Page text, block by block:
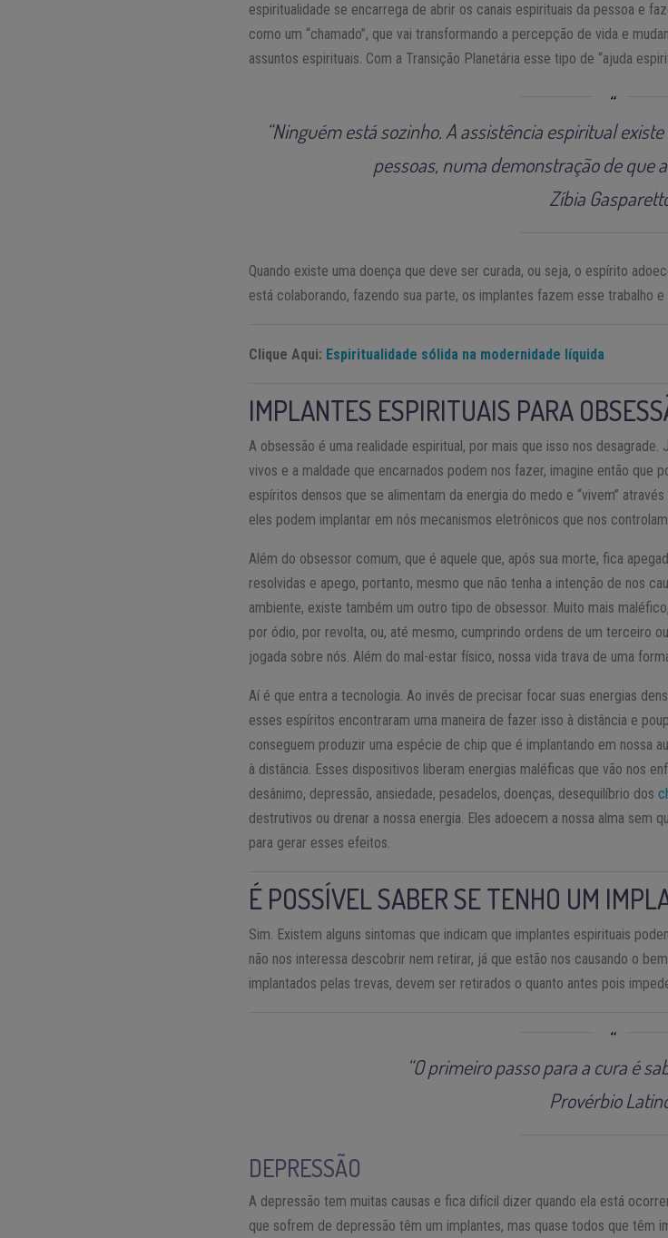
espiritualidade se encarrega de abrir os canais espirituais da pessoa e
como um “chamado”, que vai transformando a percepção de vida e
assuntos espirituais. Com a Transição Planetária esse tipo de “ajuda
“Ninguém está sozinho. A assistência espiritual
pessoas, numa demonstração de que
Zíbia
Quando existe uma doença que deve ser curada, ou seja, o espírito
está colaborando, fazendo sua parte, os implantes fazem esse trabalho
Clique Aqui: Espiritualidade sólida na modernidade líquida
IMPLANTES ESPIRITUAIS PARA
A obsessão é uma realidade espiritual, por mais que isso nos
vivos e a maldade que encarnados podem nos fazer, imagine então que
espíritos densos que se alimentam da energia do medo e “vivem”
eles podem implantar em nós mecanismos eletrônicos que nos
Além do obsessor comum, que é aquele que, após sua morte, fica
resolvidas e apego, portanto, mesmo que não tenha a intenção de nos
ambiente, existe também um outro tipo de obsessor. Muito mais
por ódio, por revolta, ou, até mesmo, cumprindo ordens de um terceiro
jogada sobre nós. Além do mal-estar físico, nossa vida trava de uma
Aí é que entra a tecnologia. Ao invés de precisar focar suas energias
esses espíritos encontraram uma maneira de fazer isso à distância e
conseguem produzir uma espécie de chip que é implantando em nossa
à distância. Esses dispositivos liberam energias maléficas que vão nos
desânimo, depressão, ansiedade, pesadelos, doenças, desequilíbrio dos
destrutivos ou drenar a nossa energia. Eles adoecem a nossa alma sem
para gerar esses efeitos.
É POSSÍVEL SABER SE TENHO UM
Sim. Existem alguns sintomas que indicam que implantes espirituais
não nos interessa descobrir nem retirar, já que estão nos causando o
implantados pelas trevas, devem ser retirados o quanto antes pois
“O primeiro passo para a cura é
Provérbio
DEPRESSÃO
A depressão tem muitas causas e fica difícil dizer quando ela está
que sofrem de depressão têm um implantes, mas quase todos que têm